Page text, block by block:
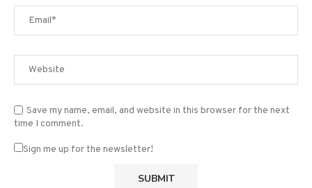
Save my name, email, and website in this browser for the next
time I comment.
Sign me up for the newsletter!